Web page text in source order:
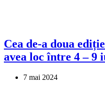
Cea de-a doua
avea loc între 4 – 9
7 mai 2024